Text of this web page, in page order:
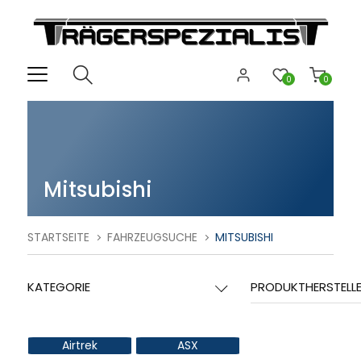
0
0
Mitsubishi
STARTSEITE FAHRZEUGSUCHE MITSUBISHI
KATEGORIE
Airtrek ASX